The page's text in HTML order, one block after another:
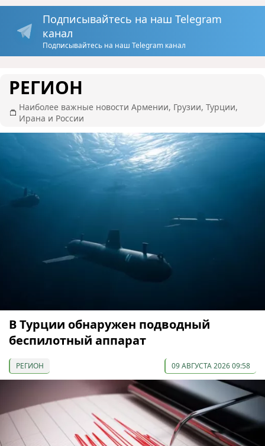
Подписывайтесь на наш Telegram
канал
Подписывайтесь на наш Telegram канал
РЕГИОН
Наиболее важные новости Армении, Грузии, Турции,
Ирана и России
В Турции обнаружен подводный
беспилотный аппарат
РЕГИОН 09 АВГУСТА 2026 09:58